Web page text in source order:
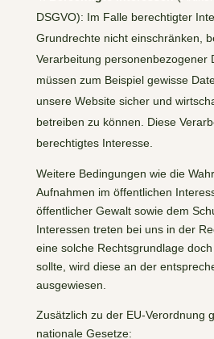
DSGVO): Im Falle berechtigter
Grundrechte nicht einschränken,
Verarbeitung personenbezogener
müssen zum Beispiel gewisse
unsere Website sicher und
betreiben zu können. Diese
berechtigtes Interesse.
Weitere Bedingungen wie die
Aufnahmen im öffentlichen
öffentlicher Gewalt sowie dem
Interessen treten bei uns in der
eine solche Rechtsgrundlage
sollte, wird diese an der
ausgewiesen.
Zusätzlich zu der EU-Verordnung
nationale Gesetze: